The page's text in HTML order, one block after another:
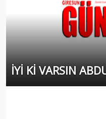
İYİ Kİ VARSIN